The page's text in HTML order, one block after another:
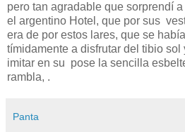
pero tan agradable que sorprendí
el argentino Hotel, que por sus
era de por estos lares, que se
tímidamente a disfrutar del tibio
imitar en su pose la sencilla
rambla, .
Panta